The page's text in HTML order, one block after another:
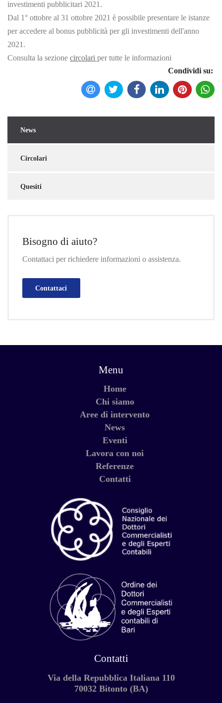
investimenti pubblicitari 2021.
Dal 1° ottobre al 31 ottobre 2021 è possibile presentare le istanze
per accedere al bonus pubblicità per gli investimenti dell'anno
2021.
Consulta la sezione circolari per tutte le informazioni
Condividi su:
News
Circolari
Quesiti
Bisogno di aiuto?
Contattaci per richiedere informazioni o assistenza.
Contattaci
Menu
Home
Chi siamo
Aree di intervento
News
Eventi
Lavora con noi
Referenze
Contatti
Contatti
Via della Repubblica Italiana 110
70032 Bitonto (BA)